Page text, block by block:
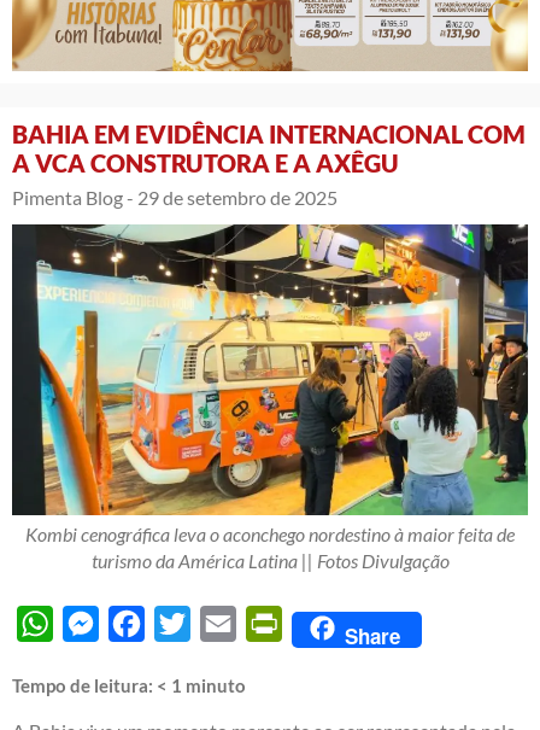
BAHIA EM EVIDÊNCIA INTERNACIONAL COM
A VCA CONSTRUTORA E A AXÊGU
Pimenta Blog - 29 de setembro de 2025
Kombi cenográfica leva o aconchego nordestino à maior feita de
turismo da América Latina || Fotos Divulgação
WhatsAppMessengerFacebook
Twitter Email PrintFriendly
Share
Tempo de leitura: < 1 minuto